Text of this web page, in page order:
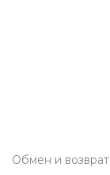
Обмен и возврат